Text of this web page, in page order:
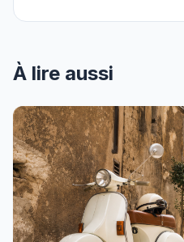
À lire aussi